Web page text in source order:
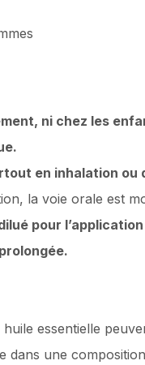
ni chez les
en inhalation ou
la voie orale est
pour
essentielle
dans une